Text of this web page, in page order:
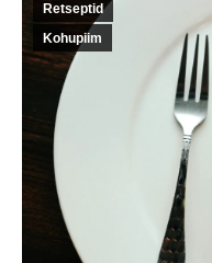
Retseptid
Kohupiim